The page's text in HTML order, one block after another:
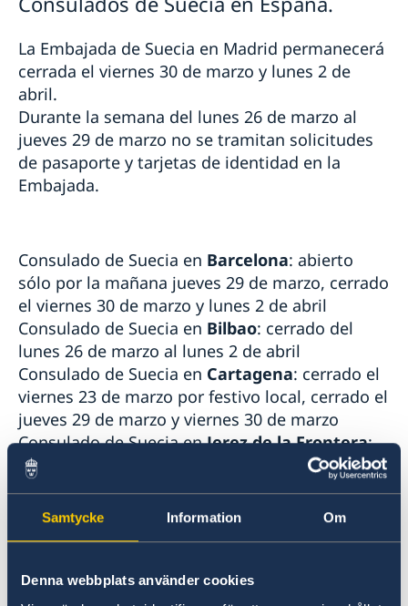
Samtycke Information Om
Denna webbplats använder cookies
La Embajada de Suecia en Madrid permanecerá
cerrada el viernes 30 de marzo y lunes 2 de
abril.
Durante la semana del lunes 26 de marzo al
jueves 29 de marzo no se tramitan solicitudes
de pasaporte y tarjetas de identidad en la
Embajada.
Consulado de Suecia en Barcelona: abierto
sólo por la mañana jueves 29 de marzo, cerrado
el viernes 30 de marzo y lunes 2 de abril
Consulado de Suecia en Bilbao: cerrado del
lunes 26 de marzo al lunes 2 de abril
Consulado de Suecia en Cartagena: cerrado el
viernes 23 de marzo por festivo local, cerrado el
jueves 29 de marzo y viernes 30 de marzo
Consulado de Suecia enJerez de la Frontera:
cerrado del lunes 26 de marzo al viernes 30 de
marzo
Consulado de Suecia enLa Coruña
: cerrado el
cerrado el jueves 29 de marzo y viernes 30 de
Consulado de Suecia enLas Palmas
cerrado el jueves 29 de marzo y viernes 30 de